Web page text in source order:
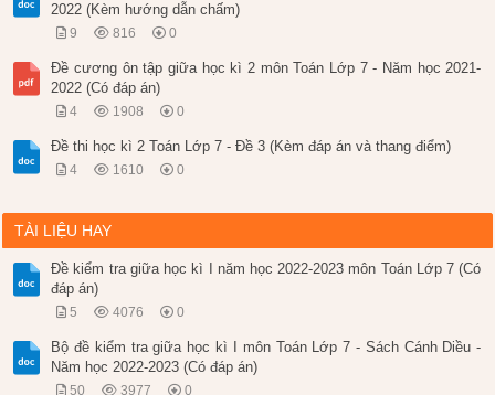
2022 (Kèm hướng dẫn chấm)
9 816 0
Đề cương ôn tập giữa học kì 2 môn Toán Lớp 7 - Năm học 2021-
2022 (Có đáp án)
4 1908 0
Đề thi học kì 2 Toán Lớp 7 - Đề 3 (Kèm đáp án và thang điểm)
4 1610 0
TÀI LIỆU HAY
Đề kiểm tra giữa học kì I năm học 2022-2023 môn Toán Lớp 7 (Có
đáp án)
5 4076 0
Bộ đề kiểm tra giữa học kì I môn Toán Lớp 7 - Sách Cánh Diều -
Năm học 2022-2023 (Có đáp án)
50 3977 0